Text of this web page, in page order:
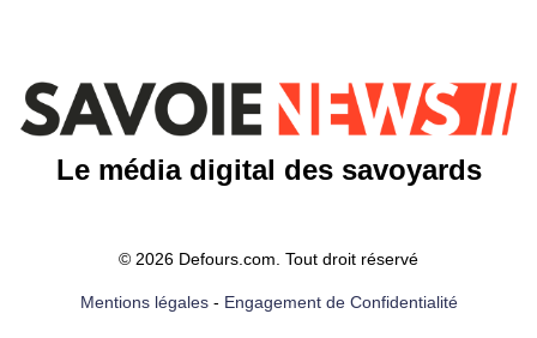
Le média digital des savoyards
© 2026 Defours.com. Tout droit réservé
Mentions légales- Engagement de Confidentialité